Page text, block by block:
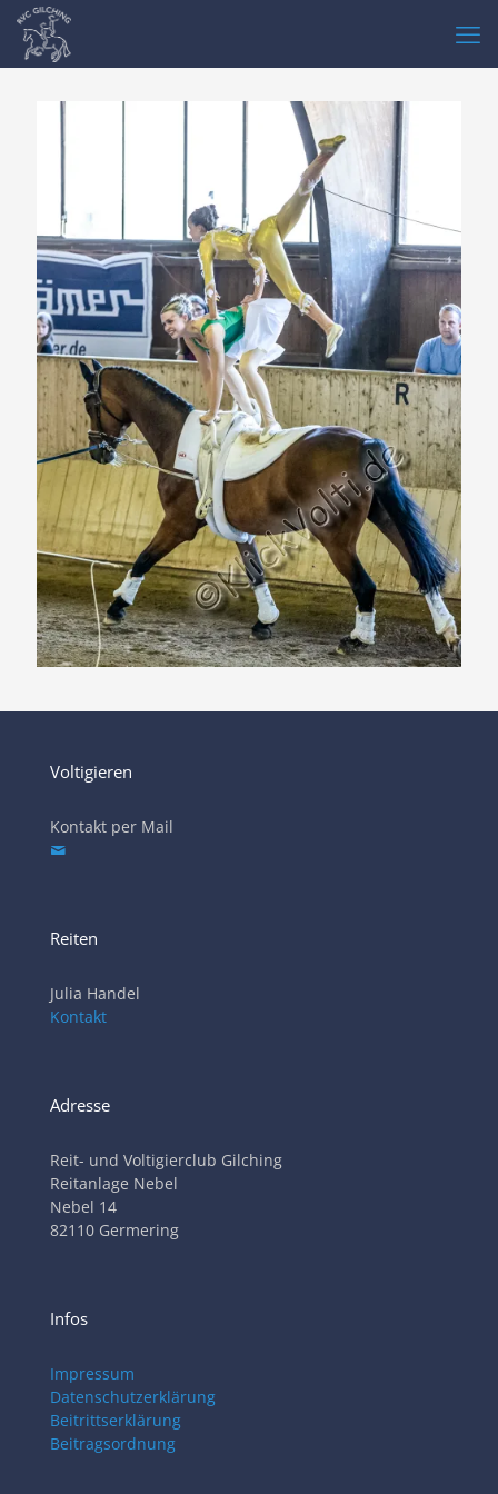
Voltigieren
Kontakt per Mail
Reiten
Julia Handel
Kontakt
Adresse
Reit- und Voltigierclub Gilching
Reitanlage Nebel
Nebel 14
82110 Germering
Infos
Impressum
Datenschutzerklärung
Beitrittserklärung
Beitragsordnung